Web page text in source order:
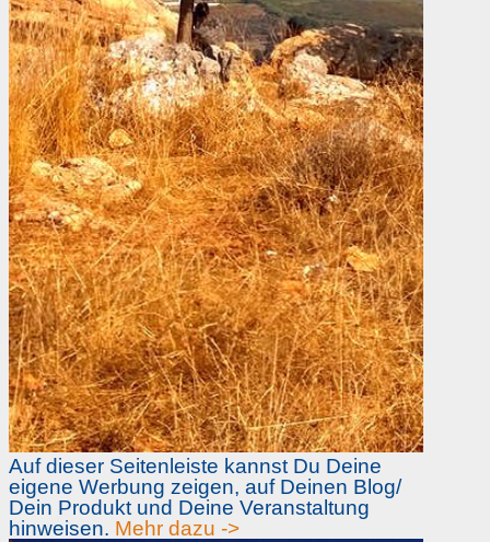
Auf dieser Seitenleiste kannst Du Deine
eigene Werbung zeigen, auf Deinen Blog/
Dein Produkt und Deine Veranstaltung
hinweisen. Mehr dazu ->